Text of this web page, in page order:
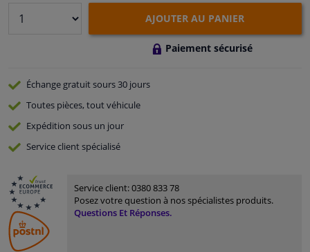
Capteurs & électronique
AJOUTER AU PANIER
Paiement sécurisé
Échange gratuitsours 30 jours
Toutes pièces, tout véhicule
Expédition sous un jour
Serviceclient spécialisé
Service client:0380 833 78
Posez votre question à nos spécialistes produits.
Questions Et Réponses.